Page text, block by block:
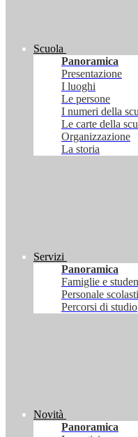
Scuola
Panoramica
Presentazione
I luoghi
Le persone
I numeri della
Le carte della
Organizzazione
La storia
Servizi
Panoramica
Famiglie e
Personale
Percorsi di studio
Novità
Panoramica